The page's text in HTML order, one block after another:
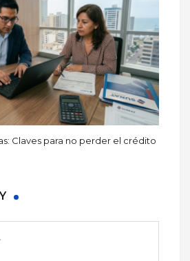
Claves para no perder el crédito